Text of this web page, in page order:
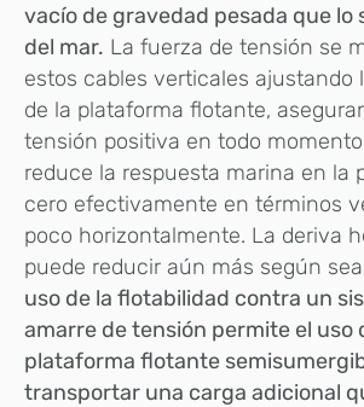
vacío de gravedad pesada que lo
del mar. La fuerza de tensión se
estos cables verticales ajustando
de la plataforma flotante,
tensión positiva en todo
reduce la respuesta marina en la
cero efectivamente en términos
poco horizontalmente. La deriva
puede reducir aún más según
uso de la flotabilidad contra un
amarre de tensión permite el uso
plataforma flotante
transportar una carga adicional